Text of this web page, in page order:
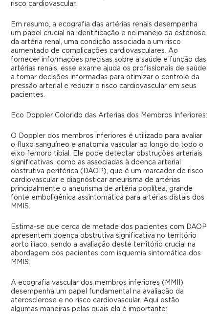
risco cardiovascular.
Em resumo, a ecografia das artérias renais desempenha
um papel crucial na identificação e no manejo da estenose
da artéria renal, uma condição associada a um risco
aumentado de complicações cardiovasculares. Ao
fornecer informações precisas sobre a saúde e função das
artérias renais, esse exame ajuda os profissionais de saúde
a tomar decisões informadas para otimizar o controle da
pressão arterial e reduzir o risco cardiovascular em seus
pacientes.
Eco Doppler Colorido das Arterias dos Membros Inferiores:
O Doppler dos membros inferiores é utilizado para avaliar
o fluxo sanguíneo e anatomia vascular ao longo do todo o
eixo femoro tibial. Ele pode detectar obstruções arteriais
significativas, como as associadas à doença arterial
obstrutiva periférica (DAOP), que é um marcador de risco
cardiovascular e diagnósticar aneurisma de artérias
principalmente o aneurisma de artéria poplítea, grande
fonte emboligênica assintomática para artérias distais dos
MMIS.
Estima-se que cerca de metade dos pacientes com DAOP
apresentem doença obstrutiva significativa no território
aorto ilíaco, sendo a avaliação deste território crucial na
abordagem dos pacientes com isquemia sintomática dos
MMIS.
A ecografia vascular dos membros inferiores (MMII)
desempenha um papel fundamental na avaliação da
aterosclerose e no risco cardiovascular. Aqui estão
algumas maneiras pelas quais ela é importante: